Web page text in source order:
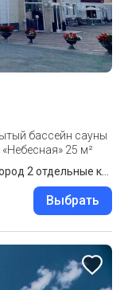
бассейн сауны
25 м²
Выбрать